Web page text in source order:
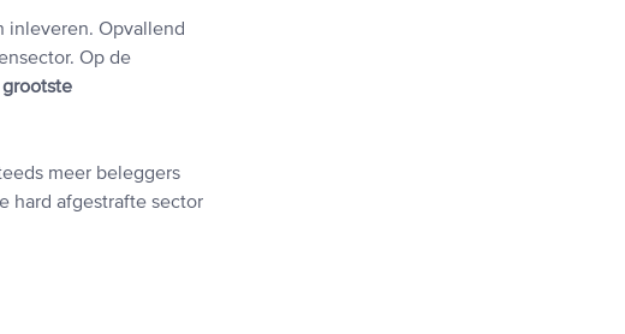
inleveren. Opvallend
Op de
grootste
meer beleggers
hard afgestrafte sector